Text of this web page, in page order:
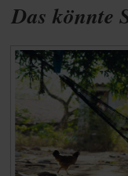
Das könnte